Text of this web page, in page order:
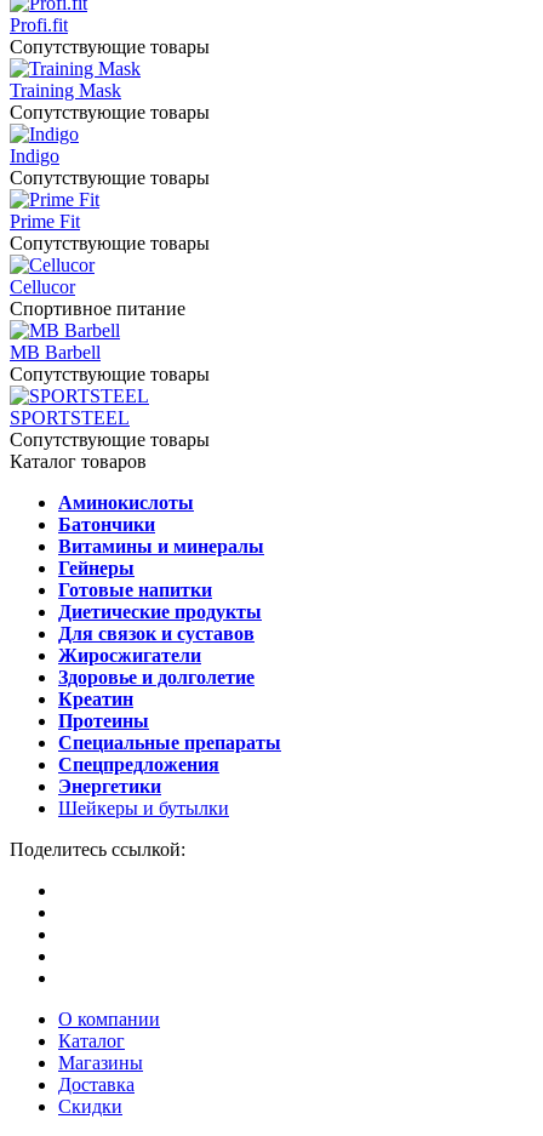
Profi.fit
Сопутствующие товары
Training Mask
Сопутствующие товары
Indigo
Сопутствующие товары
Prime Fit
Сопутствующие товары
Cellucor
Спортивное питание
MB Barbell
Сопутствующие товары
SPORTSTEEL
Сопутствующие товары
Каталог товаров
Аминокислоты
Батончики
Витамины и минералы
Гейнеры
Готовые напитки
Диетические продукты
Для связок и суставов
Жиросжигатели
Здоровье и долголетие
Креатин
Протеины
Специальные препараты
Спецпредложения
Энергетики
Шейкеры и бутылки
Поделитесь ссылкой:
О компании
Каталог
Магазины
Доставка
Скидки